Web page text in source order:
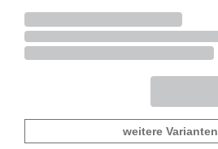
weitere Varianten